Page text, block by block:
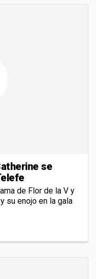
se
de Flor de la V y
su enojo en la gala